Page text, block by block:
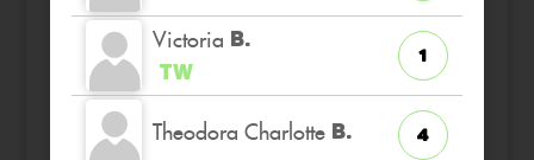
Victoria B.
TW
1
Theodora Charlotte B. 4